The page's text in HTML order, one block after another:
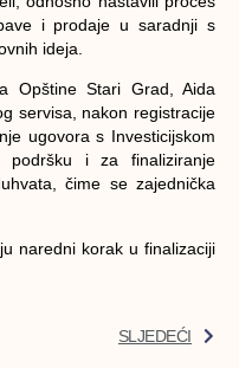
i prodaje u saradnji s
ideja.
Opštine Stari Grad, Aida
servisa, nakon registracije
ugovora s Investicijskom
podršku i za finaliziranje
čime se zajednička
naredni korak u finalizaciji
SLJEDEĆI